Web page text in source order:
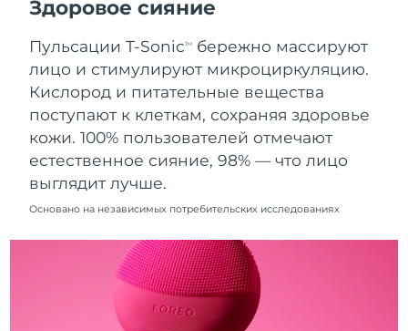
Здоровое сияние
Пульсации T-SonicTM
бережно массируют
лицо и стимулируют микроциркуляцию.
Кислород и питательные вещества
поступают к клеткам, сохраняя здоровье
кожи. 100% пользователей отмечают
естественное сияние, 98% — что лицо
выглядит лучше.
Основано на независимых потребительских исследованиях
Нидерланды
Ожидаемая дата доставки
8/8/26
Новая Зеландия
Ожидаемая дата доставки
8/8/26
Норвегия
Ожидаемая дата доставки
8/8/26
Оман
Ожидаемая дата доставки
Филиппины
Ожидаемая дата доставки
Ожидаемая дата доставки